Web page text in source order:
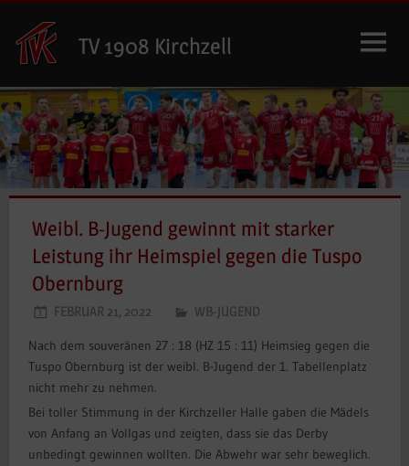
Inhalt
springen
TV 1908 Kirchzell
Weibl. B-Jugend gewinnt mit starker
Leistung ihr Heimspiel gegen die Tuspo
Obernburg
FEBRUAR 21, 2022 WB-JUGEND
Nach dem souveränen 27 : 18 (HZ 15 : 11) Heimsieg gegen die
Tuspo Obernburg ist der weibl. B-Jugend der 1. Tabellenplatz
nicht mehr zu nehmen.
Bei toller Stimmung in der Kirchzeller Halle gaben die Mädels
von Anfang an Vollgas und zeigten, dass sie das Derby
unbedingt gewinnen wollten. Die Abwehr war sehr beweglich.